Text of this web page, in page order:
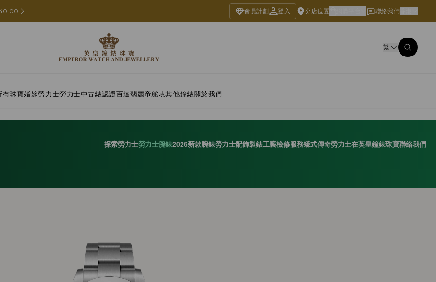
會員計劃 登入 分店位置 聯絡我們
繁
有珠寶婚嫁勞力士勞力士中古錶認證百達翡麗帝舵表其他鐘錶關於我們
探索勞力士勞力士腕錶2026新款腕錶勞力士配飾製錶工藝檢修服務蠔式傳奇勞力士在英皇鐘錶珠寶聯絡我們